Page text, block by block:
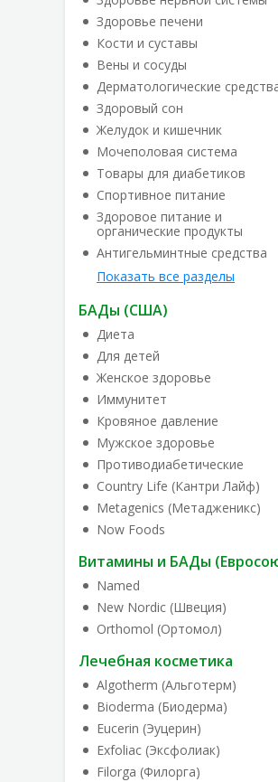
Здоровье печени
Кости и суставы
Вены и сосуды
Дерматологические
Здоровый сон
Желудок и кишечник
Мочеполовая система
Товары для диабетиков
Спортивное питание
Здоровое питание и
органические продукты
Антигельминтные средства
Показать все разделы
БАДы (США)
Диета
Для детей
Женское здоровье
Иммунитет
Кровяное давление
Мужское здоровье
Противодиабетические
Country Life (Кантри Лайф)
Metagenics (Метадженикс)
Now Foods
Витамины и БАДы
Named
New Nordic (Швеция)
Orthomol (Ортомол)
Лечебная косметика
Algotherm (Альготерм)
Bioderma (Биодерма)
Eucerin (Эуцерин)
Exfoliac (Эксфолиак)
Filorga (Филорга)